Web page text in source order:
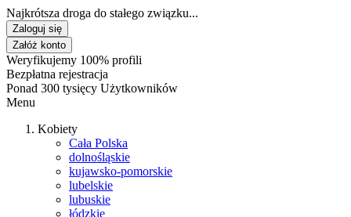
Najkrótsza droga do stałego związku...
Zaloguj się
Załóż konto
Weryfikujemy 100% profili
Bezpłatna rejestracja
Ponad 300 tysięcy Użytkowników
Menu
Kobiety
Cała Polska
dolnośląskie
kujawsko-pomorskie
lubelskie
lubuskie
łódzkie